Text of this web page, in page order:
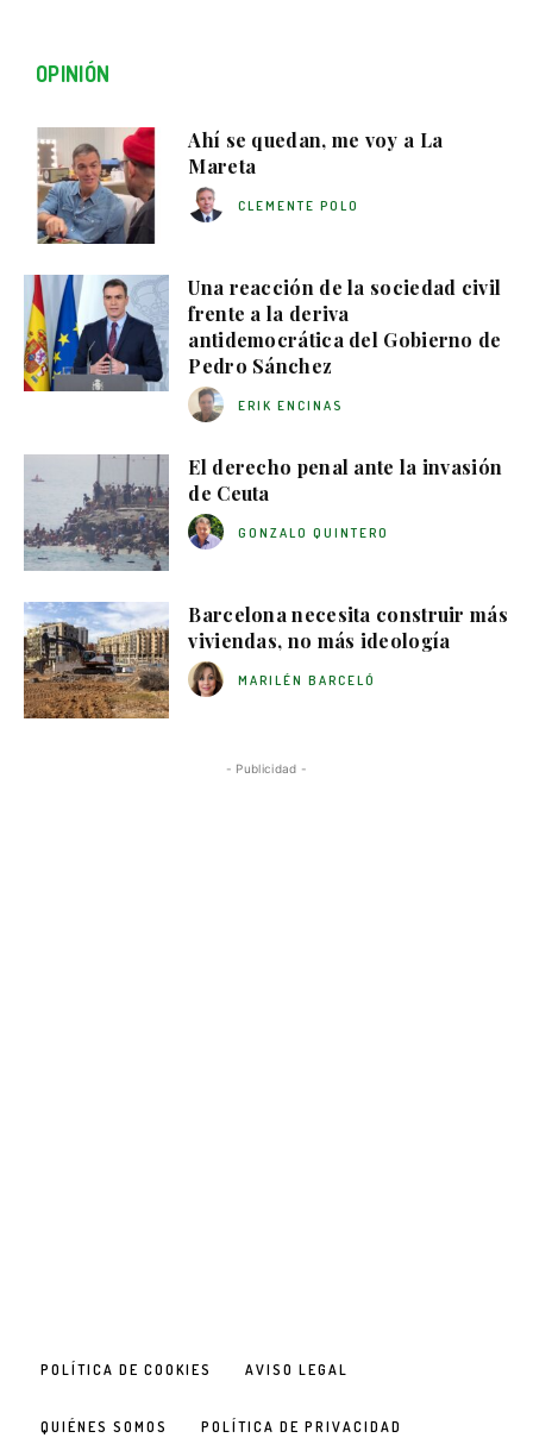
OPINIÓN
Ahí se quedan, me voy a La
Mareta
CLEMENTE POLO
Una reacción de la sociedad civil
frente a la deriva
antidemocrática del Gobierno de
Pedro Sánchez
ERIK ENCINAS
El derecho penal ante la invasión
de Ceuta
GONZALO QUINTERO
Barcelona necesita construir más
viviendas, no más ideología
MARILÉN BARCELÓ
- Publicidad -
POLÍTICA DE COOKIES AVISO LEGAL
QUIÉNES SOMOS POLÍTICA DE PRIVACIDAD